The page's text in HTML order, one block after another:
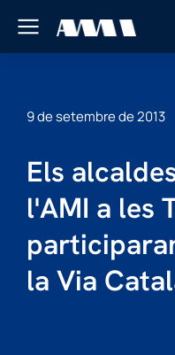
9 de setembre de 2013
Els
l'AMI a les
la Via